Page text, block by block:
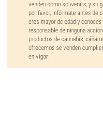
venden como souvenirs, y su
por favor, infórmate antes de
eres mayor de edad y
responsable de ninguna
productos de cannabis,
ofrecemos se venden
en vigor.